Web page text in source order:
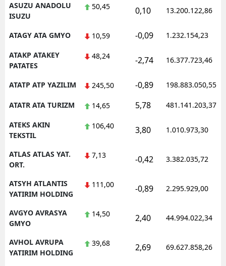
ASUZU ANADOLU
ISUZU
50,45 0,10 13.200.122,86
ATAGY ATA GMYO 10,59 -0,09 1.232.154,23
ATAKP ATAKEY
PATATES
48,24 -2,74 16.377.723,46
ATATP ATP YAZILIM 245,50 -0,89 198.883.050,55
ATATR ATA TURIZM 14,65 5,78 481.141.203,37
ATEKS AKIN
TEKSTIL
106,40 3,80 1.010.973,30
ATLAS ATLAS YAT.
ORT.
7,13 -0,42 3.382.035,72
ATSYH ATLANTIS
YATIRIM HOLDING
111,00 -0,89 2.295.929,00
AVGYO AVRASYA
GMYO
14,50 2,40 44.994.022,34
AVHOL AVRUPA
YATIRIM HOLDING
39,68 2,69 69.627.858,26